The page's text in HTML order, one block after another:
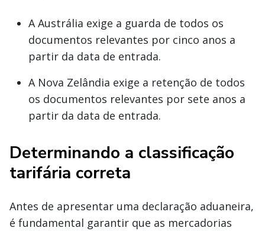
A Austrália exige a guarda de todos os
documentos relevantes por cinco anos a
partir da data de entrada.
A Nova Zelândia exige a retenção de todos
os documentos relevantes por sete anos a
partir da data de entrada.
Determinando a classificação
tarifária correta
Antes de apresentar uma declaração aduaneira,
é fundamental garantir que as mercadorias